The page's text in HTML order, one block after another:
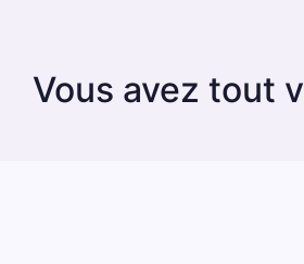
Vous avez tout